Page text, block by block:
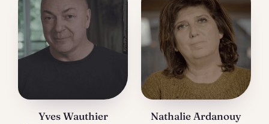
Yves Wauthier Nathalie Ardanouy